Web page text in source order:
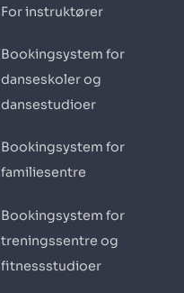
For instruktører
Bookingsystem for
danseskoler og
dansestudioer
Bookingsystem for
familiesentre
Bookingsystem for
treningssentre og
fitnessstudioer